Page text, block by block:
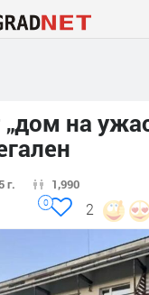
на
г. 1,990
2
0